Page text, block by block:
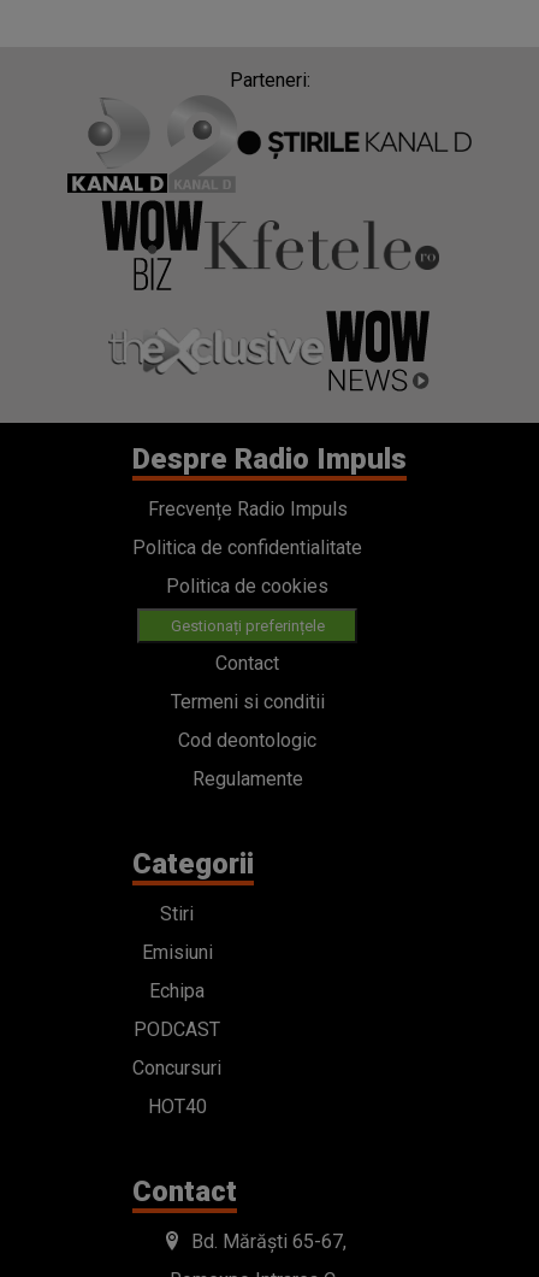
Parteneri:
Despre Radio Impuls
Frecvențe Radio Impuls
Politica de confidentialitate
Politica de cookies
Gestionați preferințele
Contact
Termeni si conditii
Cod deontologic
Regulamente
Categorii
Stiri
Emisiuni
Echipa
PODCAST
Concursuri
HOT40
Contact
Bd. Mărăști 65-67,